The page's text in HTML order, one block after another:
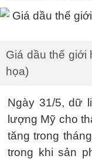
Giá dầu thế giới
họa)
Ngày 31/5, dữ
lượng Mỹ cho
tăng trong
trong khi sản